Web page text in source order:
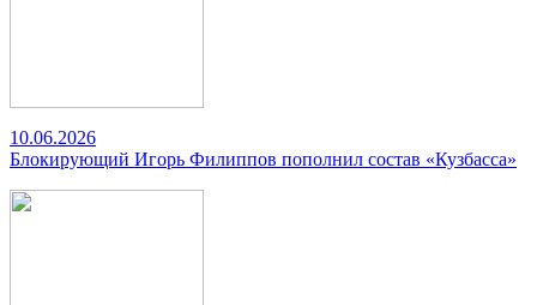
10.06.2026
Блокирующий Игорь Филиппов пополнил состав «Кузбасса»